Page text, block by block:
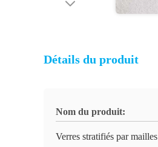
Détails du produit
Nom du produit:
Verres stratifiés par mailles